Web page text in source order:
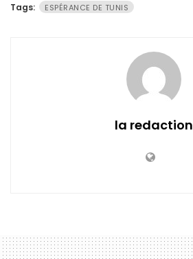
Tags: ESPÉRANCE DE TUNIS
la redaction